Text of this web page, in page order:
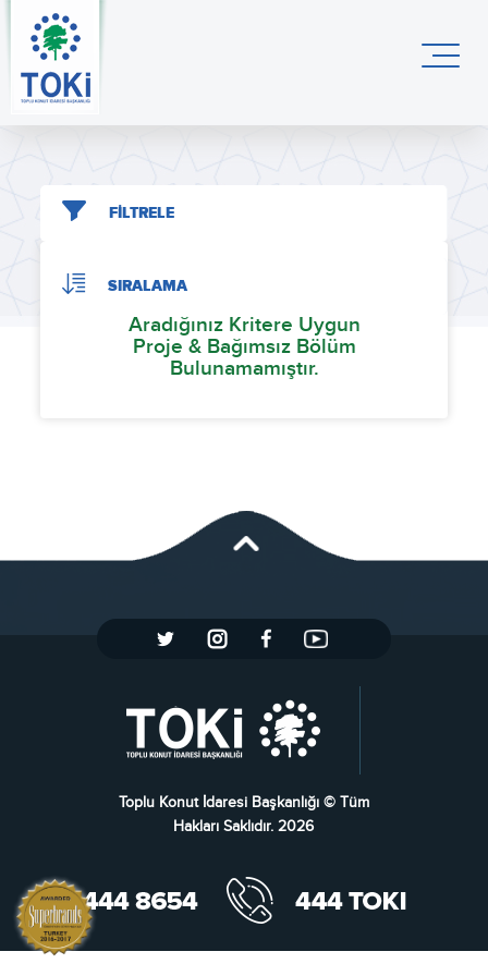
FİLTRELE
SIRALAMA
Aradığınız Kritere Uygun
Proje & Bağımsız Bölüm
Bulunamamıştır.
Toplu Konut İdaresi Başkanlığı © Tüm
Hakları Saklıdır. 2026